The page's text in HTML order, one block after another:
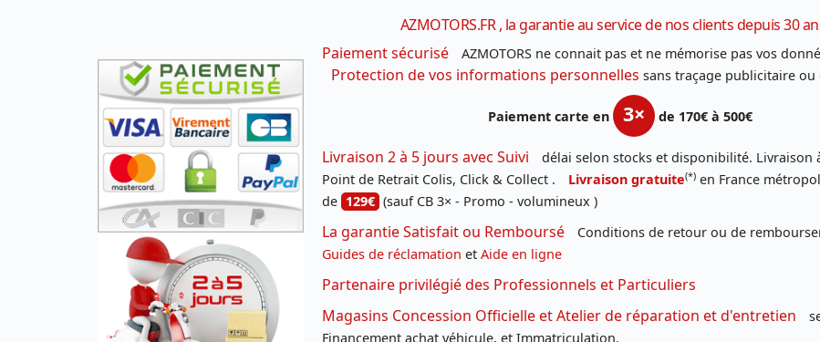
AZMOTORS.FR , la garantie au service de nos clients depuis 30
Paiement sécurisé
AZMOTORS ne connait pas et ne mémorise pas vos
Protection de vos informations personnelles sans traçage publicitaire
Paiement carte en 3× de 170€ à 500€
Livraison 2 à 5 jours avec Suivi
délai selon stocks et disponibilité. Livraison
Point de Retrait Colis, Click & Collect .
Livraison gratuite(*) en France
de 129€ (sauf CB 3× - Promo - volumineux )
La garantie Satisfait ou Remboursé
Conditions de retour ou de
Guides de réclamation et Aide en ligne
Partenaire privilégié des Professionnels et Particuliers
Magasins Concession Officielle et Atelier de réparation et d'entretien
Financement achat véhicule, et Immatriculation.